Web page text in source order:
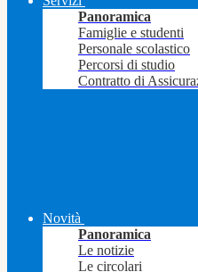
Panoramica
Famiglie e studenti
Personale scolastico
Percorsi di studio
Contratto di
Novità
Panoramica
Le notizie
Le circolari